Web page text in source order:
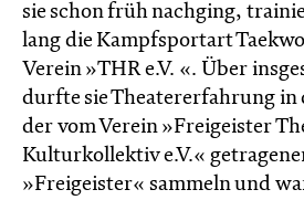
sie schon früh nachging,
lang die Kampfsportart
Verein »THR e.V. «. Über
durfte sie Theatererfahrung in
der vom Verein »Freigeister
Kulturkollektiv e.V.«
»Freigeister« sammeln und